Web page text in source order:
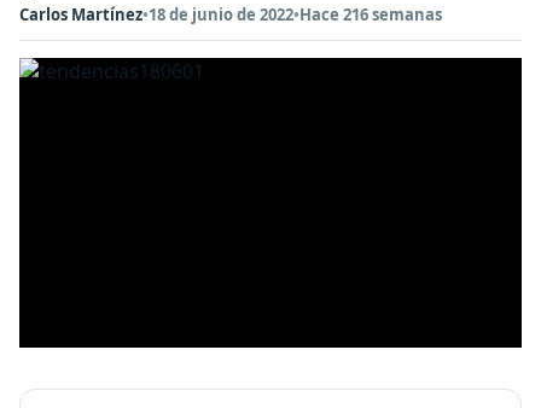
Carlos Martínez•18 de junio de 2022•Hace 216 semanas